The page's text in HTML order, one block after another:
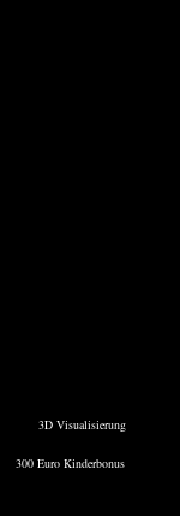
3D Visualisierung
300 Euro Kinderbonus